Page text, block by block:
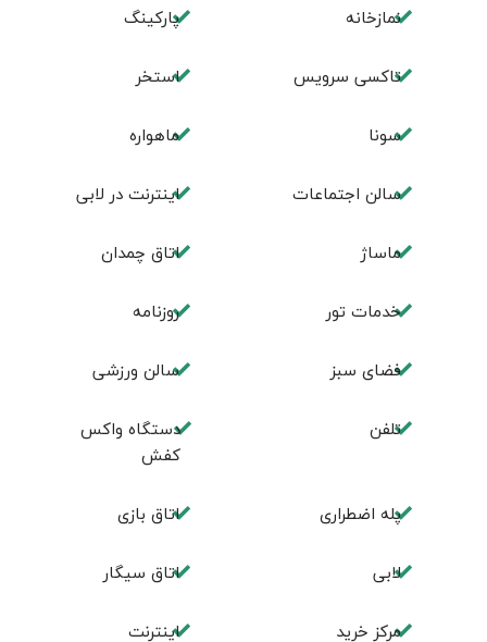
نمازخانه پارکینگ
تاکسی سرویس استخر
سونا ماهواره
سالن اجتماعات اینترنت در لابی
ماساژ اتاق چمدان
خدمات تور روزنامه
فضای سبز سالن ورزشی
تلفن
دستگاه واکس
کفش
پله اضطراری اتاق بازی
لابی اتاق سیگار
مرکز خرید اینترنت